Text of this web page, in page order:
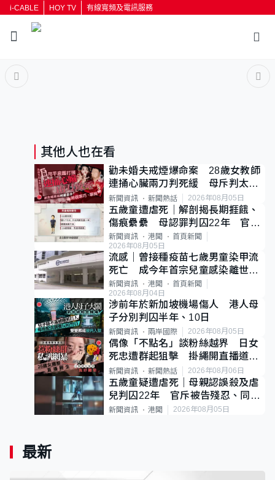
i-CABLE HOY TV 有線寬頻及電訊服務
其他人也在看
勸未婚夫戒煙爆命案 28歲女教師
連捅心臟兩刀判死緩 母斥判太重
已上訴
新聞資訊 新聞熱話 2026年08月05日
五歲童遭虐死｜解剖揭長期捱餓、
傷痕纍纍 母認罪判囚22年 官斥
冷血：同類案最惡劣
新聞資訊 港聞
首頁新聞
2026年08月05日
流感｜曾接種疫苗七歲男童染甲流
死亡 成今年首宗兒童感染離世個
案
新聞資訊 港聞
首頁新聞
2026年08月04日
涉前年於新加坡機場傷人 港人母
子分別判囚半年、10日
新聞資訊 兩岸國際 2026年08月05日
偶像「不點名」談粉絲越界 日女
死忠遭群起狙擊 掛繩開直播道歉
後輕生
新聞資訊 新聞熱話 2026年08月06日
五歲童疑遭虐死｜母親認誤殺及虐
兒判囚22年 官斥被告殘忍、同類
案最惡劣
新聞資訊 港聞 2026年08月05日
最新